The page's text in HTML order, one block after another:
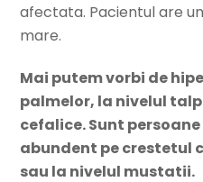
afectata. Pacientul are
mare.
Mai putem vorbi de
palmelor, la nivelul
cefalice. Sunt
abundent pe crestetul
sau la nivelul mustatii.